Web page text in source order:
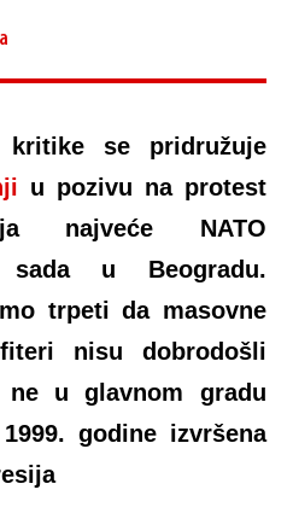
kritike se pridružuje
u pozivu na protest
najveće NATO
sada u Beogradu.
trpeti da masovne
nisu dobrodošli
ne u glavnom gradu
godine izvršena